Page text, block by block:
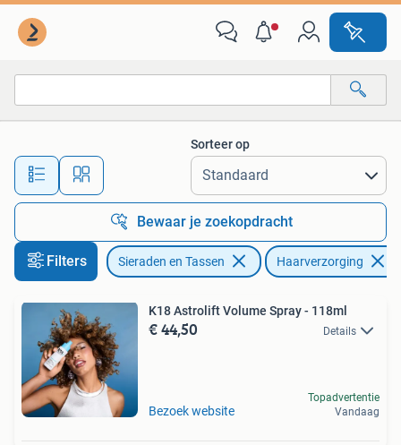
Alle afstanden…
Sorteer op
Bewaar je zoekopdracht
Filters Sieraden en Tassen Haarverzorging
K18 Astrolift Volume Spray - 118ml
€ 44,50 Details
Bezoek website
Topadvertentie
Vandaag